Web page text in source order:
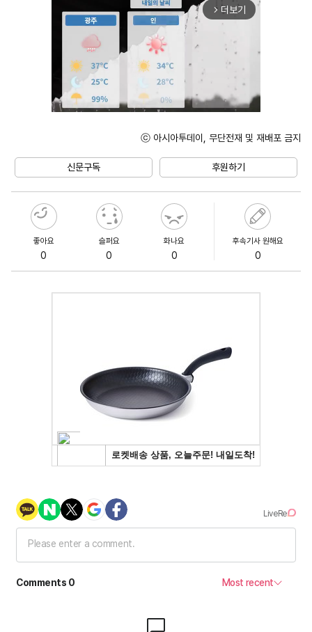
arrow_forward_ios 더보기
ⓒ 아시아투데이, 무단전재 및 재배포 금지
신문구독 후원하기
좋아요
0
슬퍼요
0
화나요
0
후속기사 원해요
0